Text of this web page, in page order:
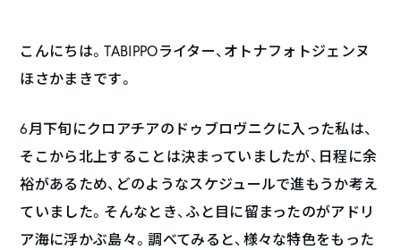
こんにちは。TABIPPOライター、オトナフォトジェンヌ
ほさかまきです。
6月下旬にクロアチアのドゥブロヴニクに入った私は、
そこから北上することは決まっていましたが、日程に余
裕があるため、どのようなスケジュールで進もうか考え
ていました。そんなとき、ふと目に留まったのがアドリ
ア海に浮かぶ島々。調べてみると、様々な特色をもった